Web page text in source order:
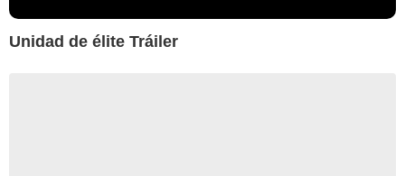
Unidad de élite Tráiler